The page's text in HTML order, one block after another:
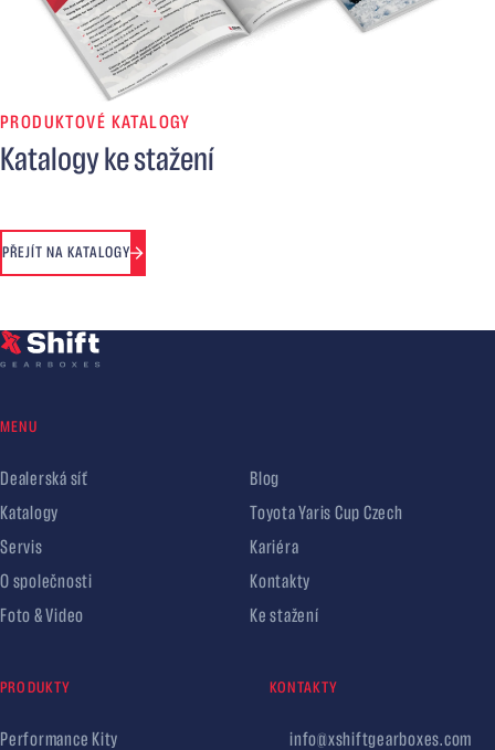
PRODUKTOVÉ KATALOGY
Katalogy ke stažení
PŘEJÍT NA KATALOGY
MENU
Dealerská síť
Katalogy
Servis
O společnosti
Foto & Video
Blog
Toyota Yaris Cup Czech
Kariéra
Kontakty
Ke stažení
PRODUKTY
Performance Kity
KONTAKTY
info@xshiftgearboxes.com